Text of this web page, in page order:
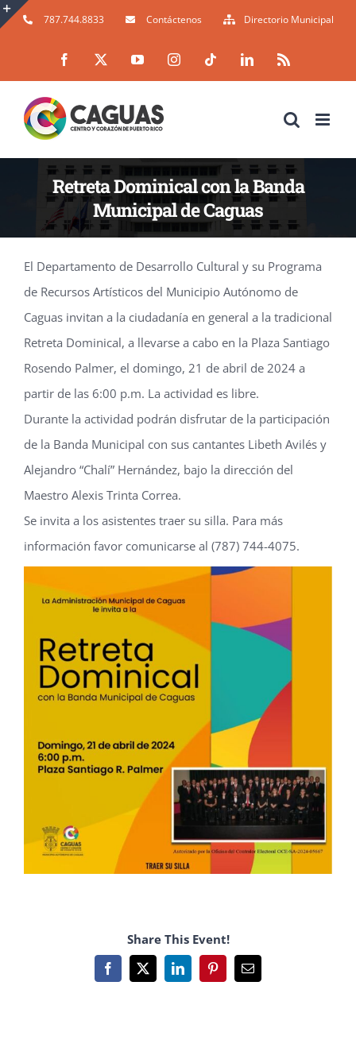
Skip
787.744.8833 Contáctenos Directorio Municipal
Facebook YouTubeInstagramTiktok LinkedIn
Retreta Dominical con la Banda
Municipal de Caguas
El Departamento de Desarrollo Cultural y su Programa
de Recursos Artísticos del Municipio Autónomo de
Caguas invitan a la ciudadanía en general a la tradicional
Retreta Dominical, a llevarse a cabo en la Plaza Santiago
Rosendo Palmer, el domingo, 21 de abril de 2024 a
partir de las 6:00 p.m. La actividad es libre.
Durante la actividad podrán disfrutar de la participación
de la Banda Municipal con sus cantantes Libeth Avilés y
Alejandro “Chalí” Hernández, bajo la dirección del
Maestro Alexis Trinta Correa.
Se invita a los asistentes traer su silla. Para más
información favor comunicarse al (787) 744-4075.
Share This Event!
Facebook
X LinkedInPinterestEmail